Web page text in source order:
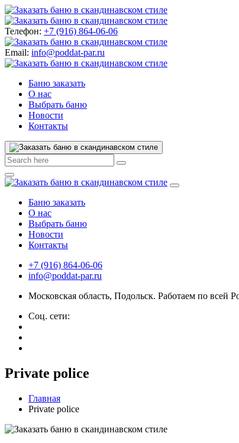
Телефон: +7 (916) 864-06-06
Email: info@poddat-par.ru
Баню заказать
О нас
Выбрать баню
Новости
Контакты
Баню заказать
О нас
Выбрать баню
Новости
Контакты
+7 (916) 864-06-06
info@poddat-par.ru
Московская область, Подольск. Работаем по всей
Соц. сети:
Private police
Главная
Private police